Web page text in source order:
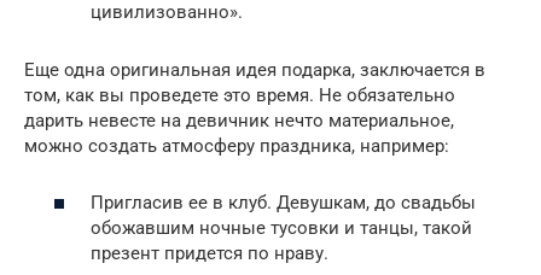
цивилизованно».
Еще одна оригинальная идея подарка, заключается в
том, как вы проведете это время. Не обязательно
дарить невесте на девичник нечто материальное,
можно создать атмосферу праздника, например:
Пригласив ее в клуб. Девушкам, до свадьбы
обожавшим ночные тусовки и танцы, такой
презент придется по нраву.